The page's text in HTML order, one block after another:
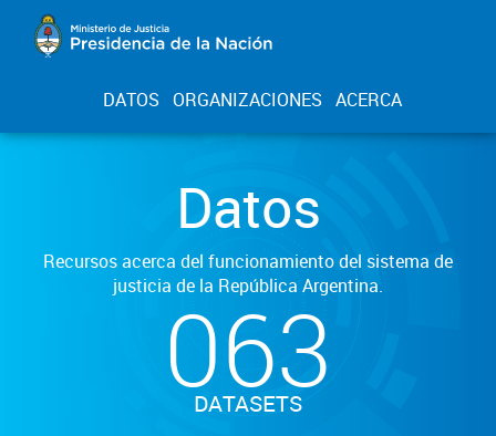
DATOS ORGANIZACIONES ACERCA
Datos
Recursos acerca del funcionamiento del sistema de
justicia de la República Argentina.
063
DATASETS